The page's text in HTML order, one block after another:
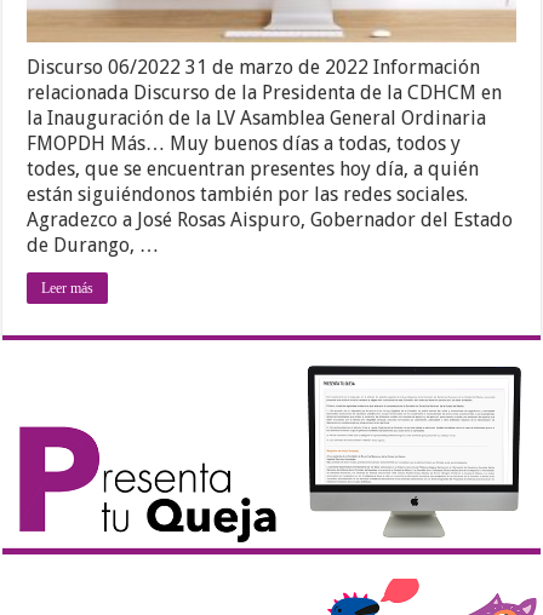
Discurso 06/2022 31 de marzo de 2022 Información
relacionada Discurso de la Presidenta de la CDHCM en
la Inauguración de la LV Asamblea General Ordinaria
FMOPDH Más… Muy buenos días a todas, todos y
todes, que se encuentran presentes hoy día, a quién
están siguiéndonos también por las redes sociales.
Agradezco a José Rosas Aispuro, Gobernador del Estado
de Durango, …
Leer más